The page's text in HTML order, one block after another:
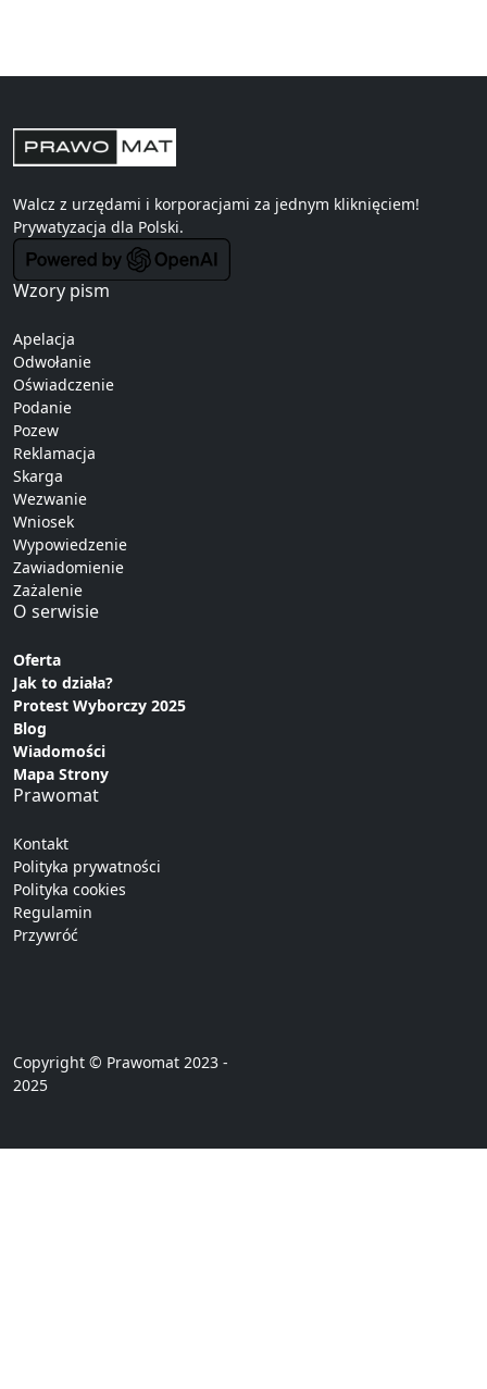
Walcz z urzędami i korporacjami za jednym kliknięciem!
Prywatyzacja dla Polski.
Wzory pism
Apelacja
Odwołanie
Oświadczenie
Podanie
Pozew
Reklamacja
Skarga
Wezwanie
Wniosek
Wypowiedzenie
Zawiadomienie
Zażalenie
O serwisie
Oferta
Jak to działa?
Protest Wyborczy 2025
Blog
Wiadomości
Mapa Strony
Prawomat
Kontakt
Polityka prywatności
Polityka cookies
Regulamin
Przywróć
Copyright © Prawomat 2023 -
2025